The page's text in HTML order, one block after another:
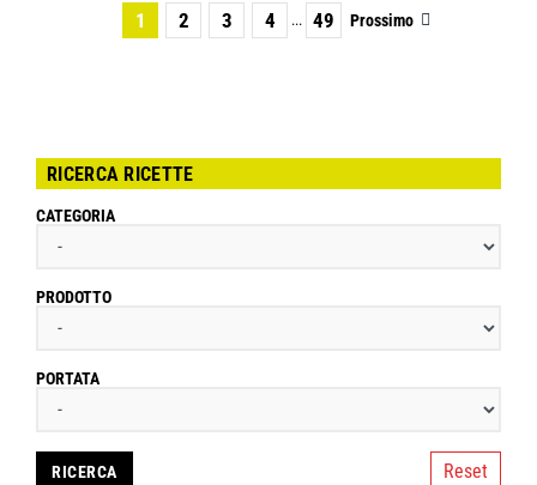
1 2 3 4 ... 49 Prossimo
RICERCA RICETTE
CATEGORIA
PRODOTTO
PORTATA
Reset